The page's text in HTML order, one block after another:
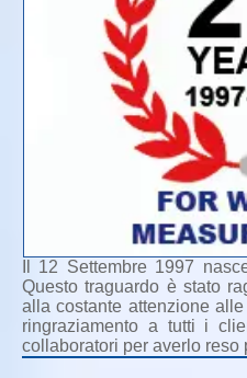
Il 12 Settembre 1997
Questo traguardo è stato
alla costante attenzione
ringraziamento a tutti i
collaboratori per averlo reso